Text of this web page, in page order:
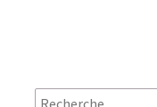
Recherche